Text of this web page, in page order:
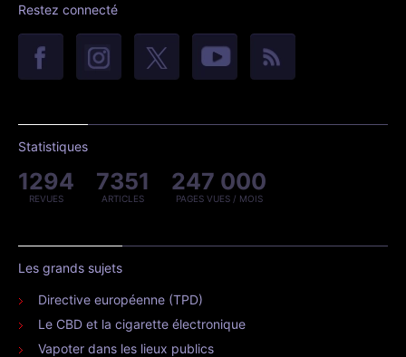
Restez connecté
Statistiques
1294
REVUES
7351
ARTICLES
247 000
PAGES VUES / MOIS
Les grands sujets
Directive européenne (TPD)
Le CBD et la cigarette électronique
Vapoter dans les lieux publics